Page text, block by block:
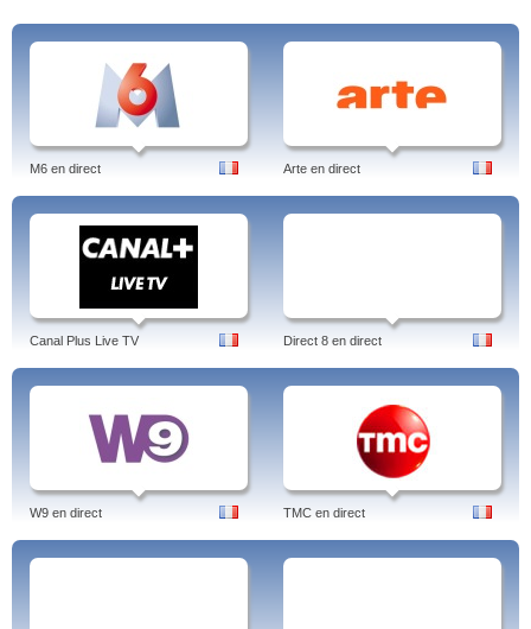
M6 en direct Arte en direct
Canal Plus Live TV Direct 8 en direct
W9 en direct TMC en direct